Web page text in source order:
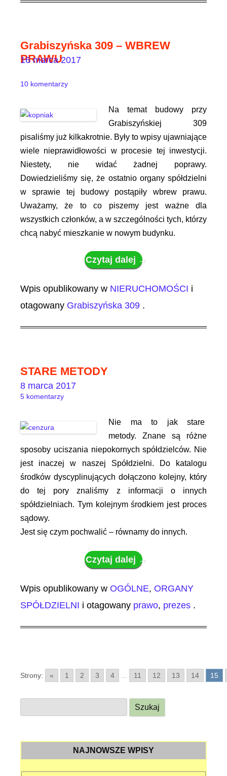
Grabiszyńska 309 – WBREW
PRAWU
10 komentarzy
Na temat budowy przy
Grabiszyńskiej 309
pisaliśmy już kilkakrotnie. Były to wpisy ujawniające
wiele nieprawidłowości w procesie tej inwestycji.
Niestety, nie widać żadnej poprawy.
Dowiedzieliśmy się, że ostatnio organy spółdzielni
w sprawie tej budowy postąpiły wbrew prawu.
Uważamy, że to co piszemy jest ważne dla
wszystkich członków, a w szczególności tych, którzy
chcą nabyć mieszkanie w nowym budynku.
Czytaj dalej →
Wpis opublikowany w NIERUCHOMOŚCI i
otagowany Grabiszyńska 309
16 marca 2017
.
STARE METODY
5 komentarzy
Nie ma to jak stare
metody. Znane są różne
sposoby uciszania niepokornych spółdzielców. Nie
jest inaczej w naszej Spółdzielni. Do katalogu
środków dyscyplinujących dołączono kolejny, który
do tej pory znaliśmy z informacji o innych
spółdzielniach. Tym kolejnym środkiem jest proces
sądowy.
Jest się czym pochwalić – równamy do innych.
Czytaj dalej →
Wpis opublikowany w OGÓLNE, ORGANY
SPÓŁDZIELNI i otagowany prawo, prezes
8 marca 2017
.
Strony: « 1 2 3 4 11 12 13 14 15
z
k
NAJNOWSZE WPISY